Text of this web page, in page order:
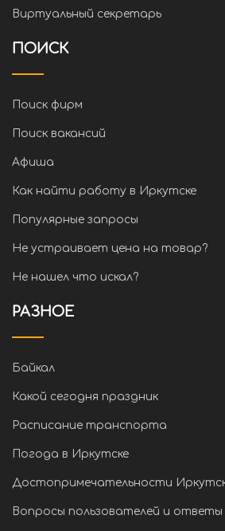
Виртуальный секретарь
ПОИСК
Поиск фирм
Поиск вакансий
Афиша
Как найти работу в Иркутске
Популярные запросы
Не устраивает цена на товар?
Не нашел что искал?
РАЗНОЕ
Байкал
Какой сегодня праздник
Расписание транспорта
Погода в Иркутске
Достопримечательности
Вопросы пользователей и